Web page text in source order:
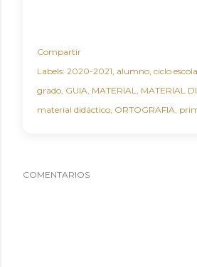
Compartir
Labels: 2020-2021 alumno ciclo
grado GUIA MATERIAL MATERIAL
material didáctico ORTOGRAFIA
COMENTARIOS